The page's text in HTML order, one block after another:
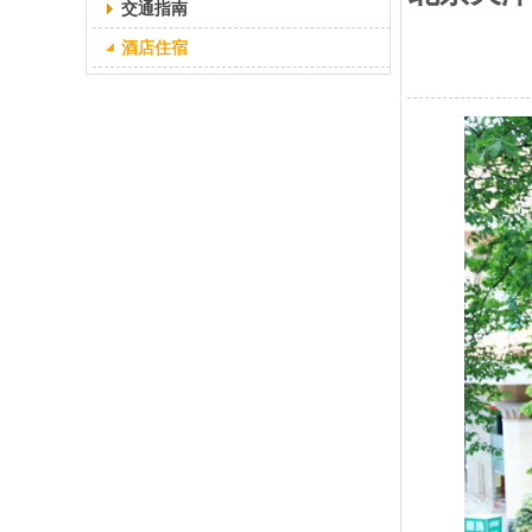
交通指南
酒店住宿